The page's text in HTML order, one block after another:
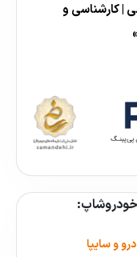
کارشناسی و
و سایپا